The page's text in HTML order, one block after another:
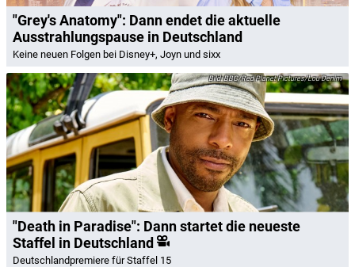
"Grey's Anatomy": Dann endet die aktuelle
Ausstrahlungspause in Deutschland
Keine neuen Folgen bei Disney+, Joyn und sixx
BBC/Red Planet Pictures/Lou Denim
"Death in Paradise": Dann startet die neueste
Staffel in Deutschland
Deutschlandpremiere für Staffel 15